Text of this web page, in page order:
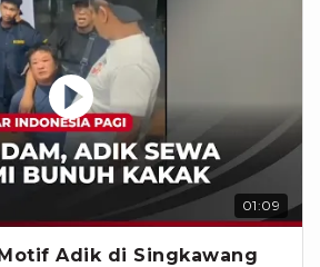
01:09
Adik di Singkawang